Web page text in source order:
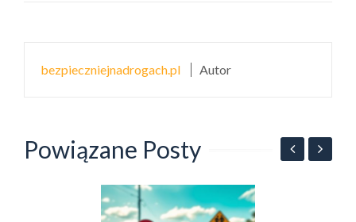
bezpieczniejnadrogach.pl Autor
Powiązane Posty